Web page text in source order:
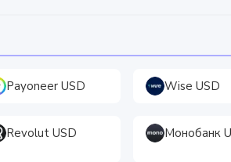
Payoneer USD Wise USD
Revolut USD Монобанк